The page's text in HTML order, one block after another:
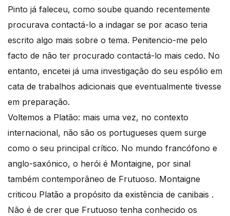
Pinto já faleceu, como soube quando recentemente
procurava contactá-lo a indagar se por acaso teria
escrito algo mais sobre o tema. Penitencio-me pelo
facto de não ter procurado contactá-lo mais cedo. No
entanto, encetei já uma investigação do seu espólio em
cata de trabalhos adicionais que eventualmente tivesse
em preparação.
Voltemos a Platão: mais uma vez, no contexto
internacional, não são os portugueses quem surge
como o seu principal crítico. No mundo francófono e
anglo-saxónico, o herói é Montaigne, por sinal
também contemporâneo de Frutuoso. Montaigne
criticou Platão a propósito da existência de canibais .
Não é de crer que Frutuoso tenha conhecido os